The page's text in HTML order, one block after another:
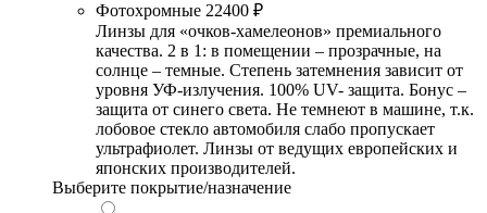
Фотохромные 22400 ₽
Линзы для «очков-хамелеонов» премиального
качества. 2 в 1: в помещении – прозрачные, на
солнце – темные. Степень затемнения зависит от
уровня УФ-излучения. 100% UV- защита. Бонус –
защита от синего света. Не темнеют в машине, т.к.
лобовое стекло автомобиля слабо пропускает
ультрафиолет. Линзы от ведущих европейских и
японских производителей.
Выберите покрытие/назначение